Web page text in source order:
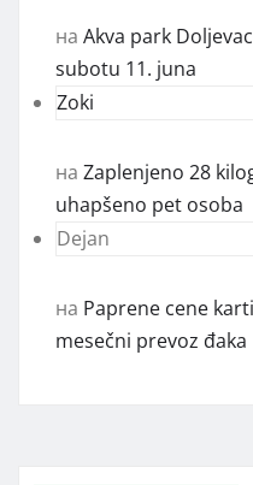
на Akva park
subotu 11. juna
Zoki
на Zaplenjeno 28
uhapšeno pet osoba
Dejan
на Paprene cene
mesečni prevoz đaka